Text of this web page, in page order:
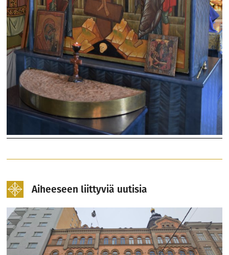
Aiheeseen liittyviä uutisia